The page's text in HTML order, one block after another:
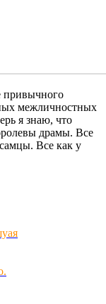
привычного
межличностных
я знаю, что
драмы. Все
Все как у